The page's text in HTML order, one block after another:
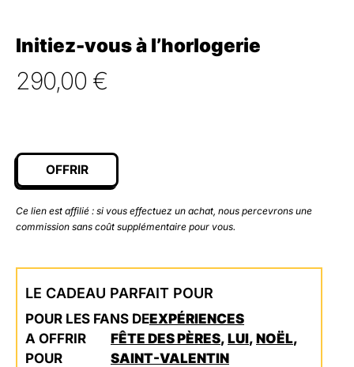
Initiez-vous à l’horlogerie
290,00 €
OFFRIR
Ce lien est affilié : si vous effectuez un achat, nous percevrons une
commission sans coût supplémentaire pour vous.
LE CADEAU PARFAIT POUR
POUR LES FANS DEEXPÉRIENCES
A OFFRIR
POUR
FÊTE DES PÈRES, LUI, NOËL,
SAINT-VALENTIN